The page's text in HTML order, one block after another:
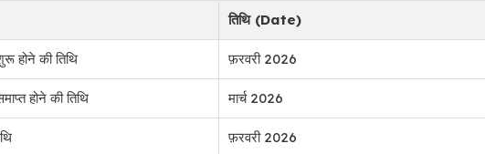
तिथि (Date)
शुरू होने की तिथि फ़रवरी 2026
होने की तिथि मार्च 2026
फ़रवरी 2026